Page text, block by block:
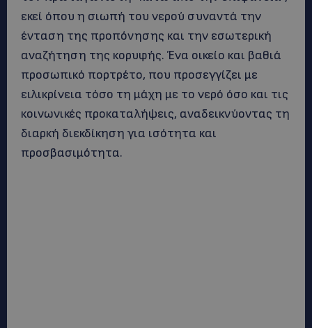
εκεί όπου η σιωπή του νερού συναντά την
ένταση της προπόνησης και την εσωτερική
αναζήτηση της κορυφής. Ένα οικείο και βαθιά
προσωπικό πορτρέτο, που προσεγγίζει με
ειλικρίνεια τόσο τη μάχη με το νερό όσο και τις
κοινωνικές προκαταλήψεις, αναδεικνύοντας τη
διαρκή διεκδίκηση για ισότητα και
προσβασιμότητα.